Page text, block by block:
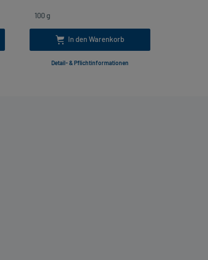
In den Warenkorb
Detail- & Pflichtinformationen